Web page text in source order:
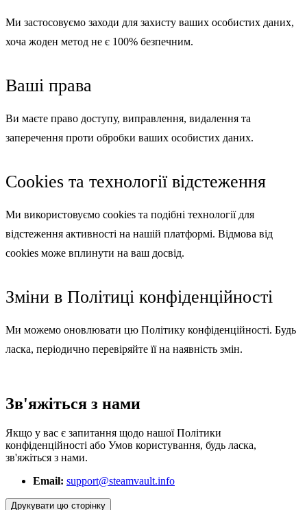
Ми застосовуємо заходи для захисту ваших особистих даних,
хоча жоден метод не є 100% безпечним.
Ваші права
Ви маєте право доступу, виправлення, видалення та
заперечення проти обробки ваших особистих даних.
Cookies та технології відстеження
Ми використовуємо cookies та подібні технології для
відстеження активності на нашій платформі. Відмова від
cookies може вплинути на ваш досвід.
Зміни в Політиці конфіденційності
Ми можемо оновлювати цю Політику конфіденційності. Будь
ласка, періодично перевіряйте її на наявність змін.
Зв'яжіться з нами
Якщо у вас є запитання щодо нашої Політики
конфіденційності або Умов користування, будь ласка,
зв'яжіться з нами.
Email: support@steamvault.info
Друкувати цю сторінку